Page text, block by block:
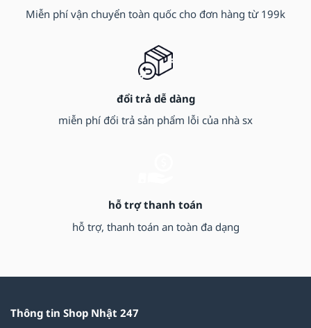
Miễn phí vận chuyển toàn quốc cho đơn hàng từ 199k
đổi trả dễ dàng
miễn phí đổi trả sản phẩm lỗi của nhà sx
hỗ trợ thanh toán
hỗ trợ, thanh toán an toàn đa dạng
Thông tin Shop Nhật 247